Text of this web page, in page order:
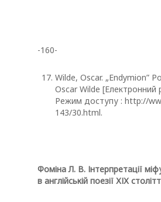
-160-
Wilde, Oscar. „Endymion”
Oscar Wilde [Електронний
Режим доступу : http://
143/30.html.
Фоміна Л. В. Інтерпретації
в англійській поезії ХІХ